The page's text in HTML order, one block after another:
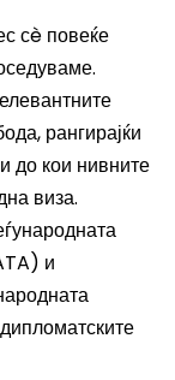
сè повеќе
рангирајќи
до кои нивните
виза.
и